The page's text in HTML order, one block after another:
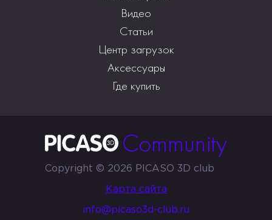
Видео
Статьи
Центр загрузок
Аксессуары
Где купить
Copyright © 2026 PICASO 3D club
Карта сайта
info@picaso3d-club.ru